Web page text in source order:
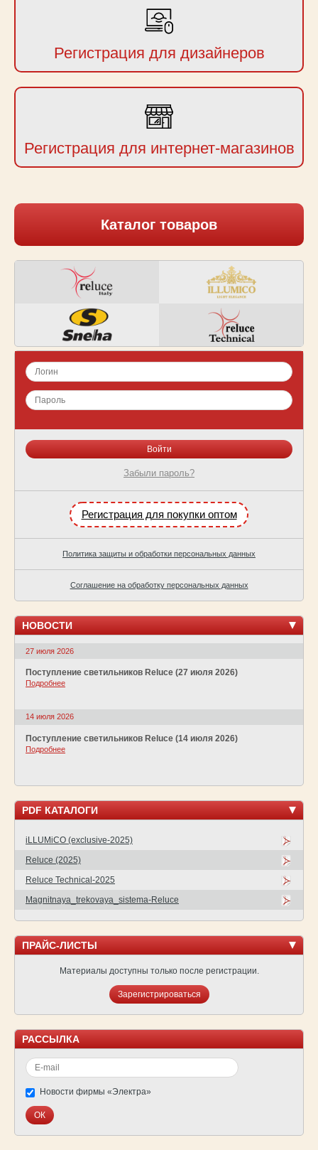
Регистрация для дизайнеров
Регистрация для интернет-магазинов
Каталог товаров
Забыли пароль?
Регистрация для покупки оптом
Политика защиты и обработки персональных данных
Соглашение на обработку персональных данных
НОВОСТИ
27 июля 2026
Поступление светильников Reluce (27 июля 2026)
Подробнее
14 июля 2026
Поступление светильников Reluce (14 июля 2026)
Подробнее
PDF КАТАЛОГИ
iLLUMiCO (exclusive-2025)
Reluce (2025)
Reluce Technical-2025
Magnitnaya_trekovaya_sistema-Reluce
ПРАЙС-ЛИСТЫ
Материалы доступны только после регистрации.
Зарегистрироваться
РАССЫЛКА
Новости фирмы «Электра»